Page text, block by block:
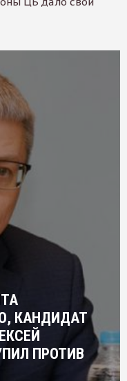
КАНДИДАТ
ПРОТИВ